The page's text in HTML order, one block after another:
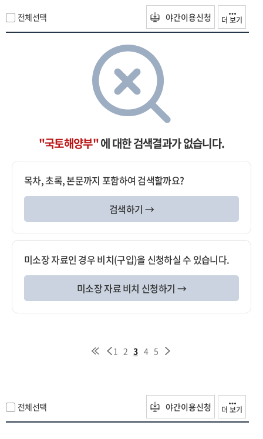
전체선택 야간이용신청 더 보기
"국토해양부"에 대한 검색결과가 없습니다.
목차, 초록, 본문까지 포함하여 검색할까요?
검색하기 →
미소장 자료인 경우 비치(구입)을 신청하실 수 있습니다.
미소장 자료 비치 신청하기 →
1 2 3 4 5
전체선택 야간이용신청 더 보기